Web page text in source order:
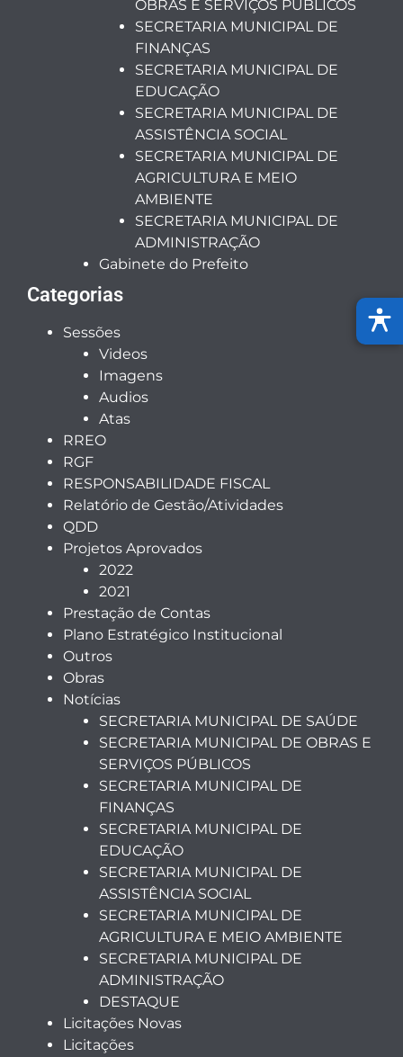
OBRAS E SERVIÇOS PÚBLICOS
SECRETARIA MUNICIPAL DE
FINANÇAS
SECRETARIA MUNICIPAL DE
EDUCAÇÃO
SECRETARIA MUNICIPAL DE
ASSISTÊNCIA SOCIAL
SECRETARIA MUNICIPAL DE
AGRICULTURA E MEIO
AMBIENTE
SECRETARIA MUNICIPAL DE
ADMINISTRAÇÃO
Gabinete do Prefeito
Categorias
Sessões
Videos
Imagens
Audios
Atas
RREO
RGF
RESPONSABILIDADE FISCAL
Relatório de Gestão/Atividades
QDD
Projetos Aprovados
2022
2021
Prestação de Contas
Plano Estratégico Institucional
Outros
Obras
Notícias
SECRETARIA MUNICIPAL DE SAÚDE
SECRETARIA MUNICIPAL DE OBRAS E
SERVIÇOS PÚBLICOS
SECRETARIA MUNICIPAL DE
FINANÇAS
SECRETARIA MUNICIPAL DE
EDUCAÇÃO
SECRETARIA MUNICIPAL DE
ASSISTÊNCIA SOCIAL
SECRETARIA MUNICIPAL DE
AGRICULTURA E MEIO AMBIENTE
SECRETARIA MUNICIPAL DE
ADMINISTRAÇÃO
DESTAQUE
Licitações Novas
Licitações